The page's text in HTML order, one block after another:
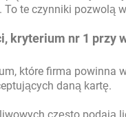
To te czynniki pozwolą
kryterium nr 1 przy
które firma powinna
daną kartę.